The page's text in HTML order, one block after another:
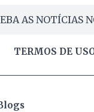
AS NOTÍCIAS
TERMOS DE